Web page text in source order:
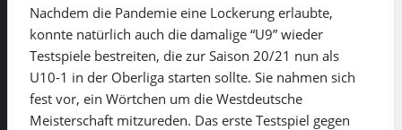
Nachdem die Pandemie eine Lockerung erlaubte,
konnte natürlich auch die damalige “U9” wieder
Testspiele bestreiten, die zur Saison 20/21 nun als
U10-1 in der Oberliga starten sollte. Sie nahmen sich
fest vor, ein Wörtchen um die Westdeutsche
Meisterschaft mitzureden. Das erste Testspiel gegen